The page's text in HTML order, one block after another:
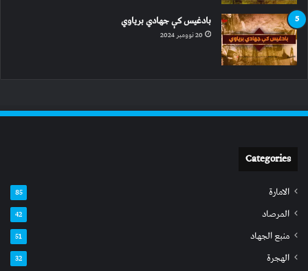
بادغیس کې جهادي بریاوي
20 نوومبر 2024
Categories
الامارة 85
المرصاد 42
منبع الجهاد 51
الهجرة 32